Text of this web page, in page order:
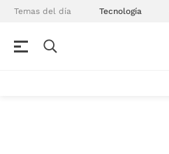
Temas del día Tecnología